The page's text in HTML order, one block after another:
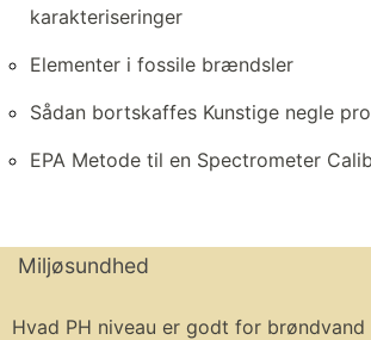
karakteriseringer
Elementer i fossile brændsler
Sådan bortskaffes Kunstige negle
EPA Metode til en Spectrometer
Miljøsundhed
Hvad PH niveau er godt for brøndvand